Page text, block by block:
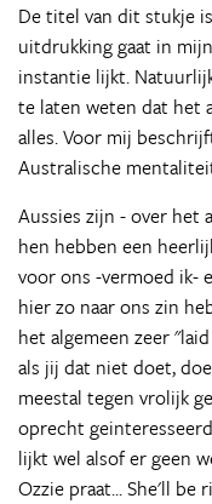
De titel van dit stukje
uitdrukking gaat in
instantie lijkt.
te laten weten dat het
alles. Voor mij
Australische
Aussies zijn - over het
hen hebben een
voor ons -vermoed ik-
hier zo naar ons zin
het algemeen zeer
als jij dat niet doet,
meestal tegen vrolijk
oprecht
lijkt wel alsof er geen
Ozzie praat... She'll be